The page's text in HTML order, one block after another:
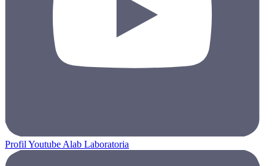
Profil Youtube Alab Laboratoria